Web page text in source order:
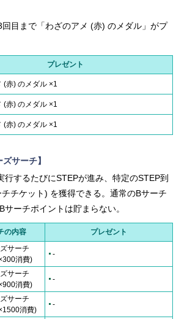
目まで「わざのアメ (赤) のメダル」がプ
プレゼント
(赤) のメダル ×1
(赤) のメダル ×1
(赤) のメダル ×1
サーチ】
行するたびにSTEPが進み、特定のSTEP到
チケット) を獲得できる。通常のBサーチ
ーチポイントは貯まらない。
の内容 プレゼント
サーチ
消費)
-
サーチ
消費)
-
サーチ
消費)
-